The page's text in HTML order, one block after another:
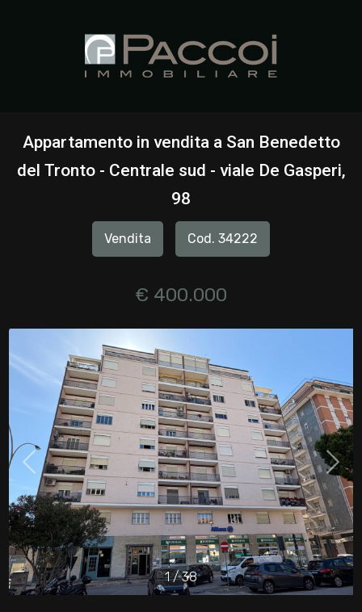
Appartamento in vendita a San Benedetto
del Tronto - Centrale sud - viale De Gasperi,
98
Vendita Cod. 34222
€ 400.000
1 / 38
IMMOBILI
SERVIZI
Qualsiasi
cercare
Provincia
Comune
Tipologia